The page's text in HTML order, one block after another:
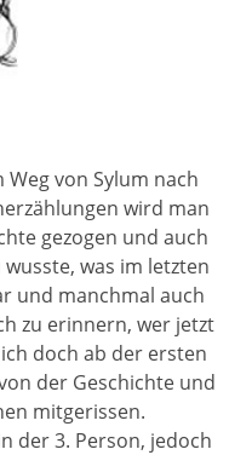
von Sylum nach
wird man
gezogen und auch
was im letzten
und manchmal auch
zu erinnern, wer jetzt
doch ab der ersten
der Geschichte und
mitgerissen.
der 3. Person, jedoch